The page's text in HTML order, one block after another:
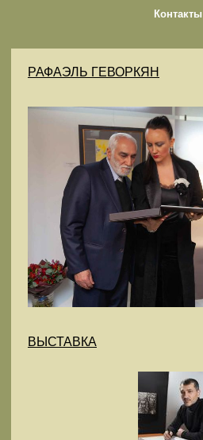
Контакты
РАФАЭЛЬ ГЕВОРКЯН
ВЫСТАВКА